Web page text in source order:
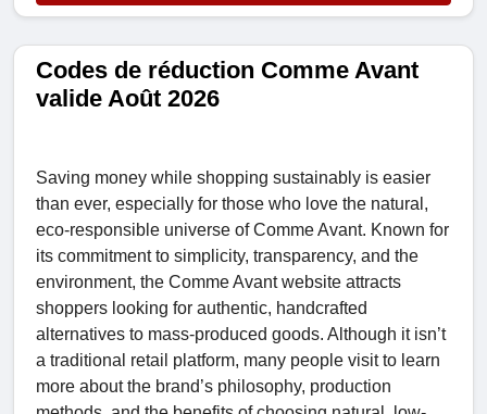
Codes de réduction Comme Avant
valide Août 2026
Saving money while shopping sustainably is easier
than ever, especially for those who love the natural,
eco-responsible universe of Comme Avant. Known for
its commitment to simplicity, transparency, and the
environment, the Comme Avant website attracts
shoppers looking for authentic, handcrafted
alternatives to mass-produced goods. Although it isn’t
a traditional retail platform, many people visit to learn
more about the brand’s philosophy, production